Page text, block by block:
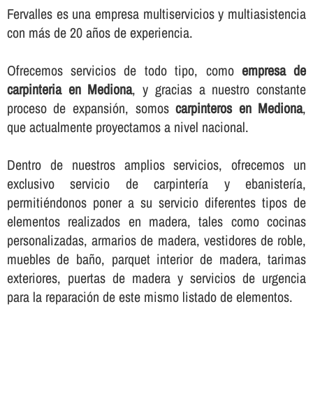
Fervalles es una empresa multiservicios y multiasistencia
con más de 20 años de experiencia.
Ofrecemos servicios de todo tipo, como empresa de
carpinteria en Mediona, y gracias a nuestro constante
proceso de expansión, somoscarpinteros en Mediona,
que actualmente proyectamos a nivel nacional.
Dentro de nuestros amplios servicios, ofrecemos un
exclusivo servicio de carpinterí­a y ebanisterí­a,
permitiéndonos poner a su servicio diferentes tipos de
elementos realizados en madera, tales como cocinas
personalizadas, armarios de madera, vestidores de roble,
muebles de baño, parquet interior de madera, tarimas
exteriores, puertas de madera y servicios de urgencia
para la reparación de este mismo listado de elementos.